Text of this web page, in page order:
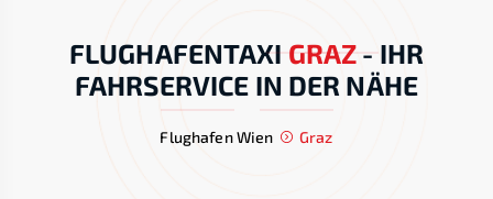
FLUGHAFENTAXI GRAZ-IHR
FAHRSERVICE IN DER NÄHE
Flughafen Wien Graz